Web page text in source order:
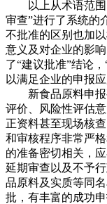
以上从术语范围
审查”进行了系统的
不批准的区别也加
意义及对企业的影
了“建议批准”结论
以满足企业的申报应
新食品原料申报
评价、风险性评估
正资料甚至现场核
和审核程序非常严
的准备密切相关，
延期审查以及不予
品原料及实质等同
批，有丰富的成功